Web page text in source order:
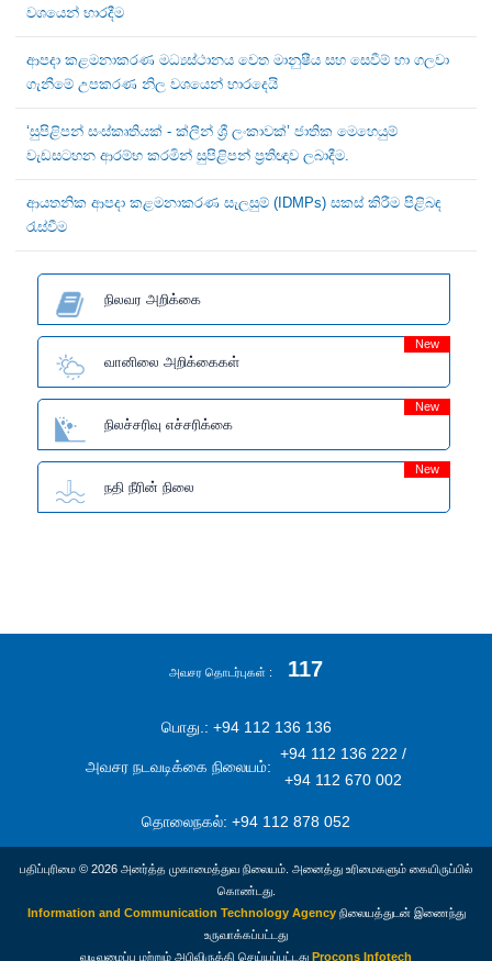
වශයෙන් භාරදීම
ආපදා කළමනාකරණ මධ්‍යස්ථානය වෙත මානුෂීය සහ සෙවීම් හා ගලවා
ගැනීමේ උපකරණ නිල වශයෙන් භාරදෙයි
‘සුපිළිපන් සංස්කෘතියක් - ක්ලීන් ශ්‍රී ලංකාවක්’ ජාතික මෙහෙයුම්
වැඩසටහන ආරම්භ කරමින් සුපිළිපන් ප්‍රතිඥාව ලබාදීම.
ආයතනික ආපදා කළමනාකරණ සැලසුම් (IDMPs) සකස් කිරීම පිළිබඳ
රැස්වීම
நிலவர அறிக்கை
வானிலை அறிக்கைகள்
New
நிலச்சரிவு எச்சரிக்கை
New
நதி நீரின் நிலை
New
அவசர தொடர்புகள் 117
பொது.: +94 112 136 136
அவசர நடவடிக்கை நிலையம்:
+94 112 136 222 /
+94 112 670 002
தொலைநகல்: +94 112 878 052
பதிப்புரிமை © 2026 அனர்த்த முகாமைத்துவ நிலையம். அனைத்து உரிமைகளும் கையிருப்பில்
கொண்டது.
Information and Communication Technology Agencyநிலையத்துடன் இணைந்து
உருவாக்கப்பட்டது
வடிவமைப்பு மற்றும் அபிவிருத்தி செய்யப்பட்டது Procons Infotech